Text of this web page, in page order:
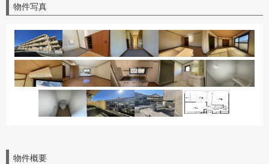
物件写真
物件概要